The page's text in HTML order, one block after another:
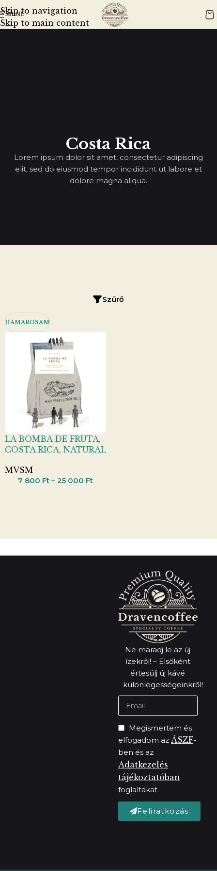
Skip to navigation
Skip to main content
MENÜ
Costa Rica
Lorem ipsum dolor sit amet, consectetur adipiscing
elit, sed do eiusmod tempor incididunt ut labore et
dolore magna aliqua.
Szűrő
HAMAROSAN!
LA BOMBA DE FRUTA,
COSTA RICA, NATURAL
MVSM
7 800 Ft – 25 000 Ft
Ne maradj le az új
ízekről! – Elsőként
értesülj új kávé
különlegességeinkről!
Megismertem és
elfogadom az ÁSZF-
ben és az
Adatkezelés
tájékoztatóban
foglaltakat.
Feliratkozás